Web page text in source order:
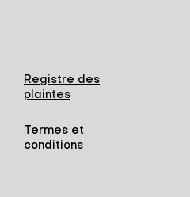
Registre des
plaintes
Termes et
conditions